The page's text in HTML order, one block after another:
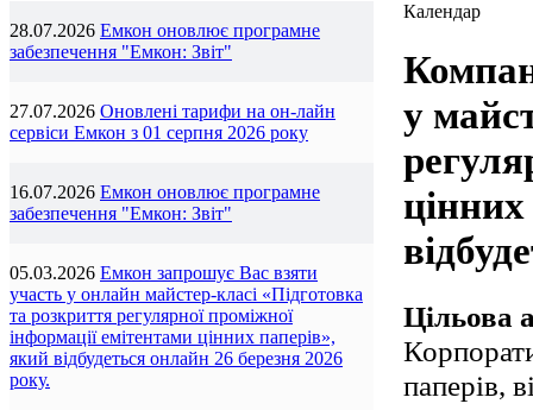
28.07.2026 Емкон оновлює програмне
забезпечення "Емкон: Звіт"
27.07.2026 Оновлені тарифи на он-лайн
сервіси Емкон з 01 серпня 2026 року
16.07.2026 Емкон оновлює програмне
забезпечення "Емкон: Звіт"
05.03.2026 Емкон запрошує Вас взяти
участь у онлайн майстер-класі «Підготовка
та розкриття регулярної проміжної
інформації емітентами цінних паперів»,
який відбудеться онлайн 26 березня 2026
року.
Календар
у
Цільова
паперів,